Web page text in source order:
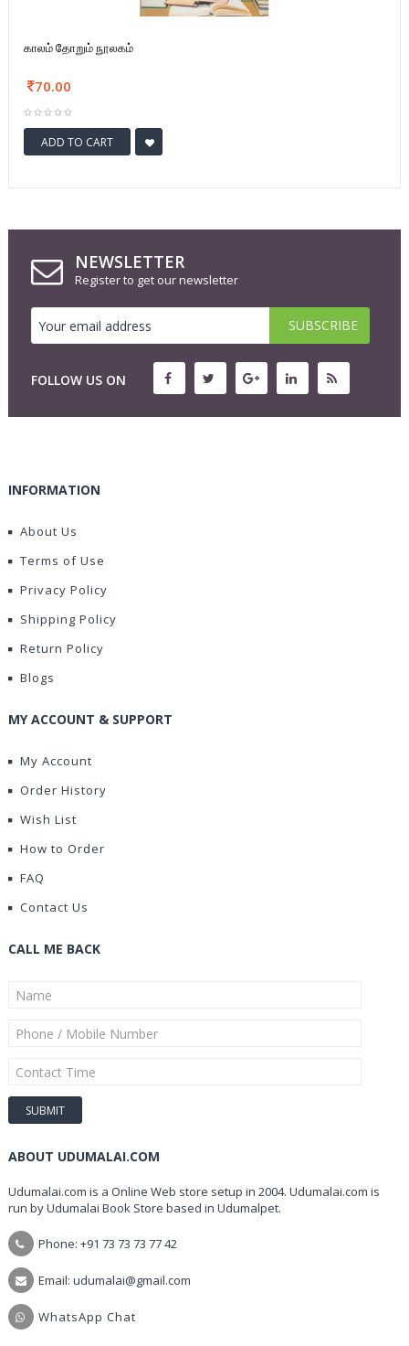
காலம் தோறும் நூலகம்
70.00
ADD TO CART
NEWSLETTER
Register to get our newsletter
FOLLOW US ON
INFORMATION
About Us
Terms of Use
Privacy Policy
Shipping Policy
Return Policy
Blogs
MY ACCOUNT & SUPPORT
My Account
Order History
Wish List
How to Order
FAQ
Contact Us
CALL ME BACK
ABOUT UDUMALAI.COM
Udumalai.com is a Online Web store setup in 2004. Udumalai.com is
run by Udumalai Book Store based in Udumalpet.
Phone: +91 73 73 73 77 42
Email: udumalai@gmail.com
WhatsApp Chat